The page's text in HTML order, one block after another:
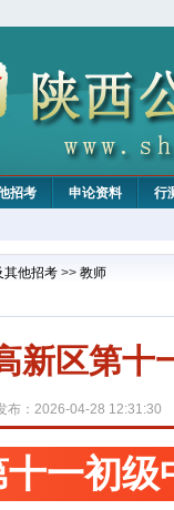
招考 申论资料
行
其他招考 >> 教师
新区第十
布：2026-04-28 12:31:30
一初